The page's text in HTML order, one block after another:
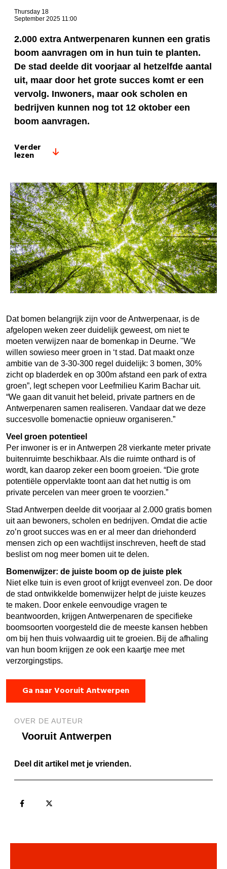
Thursday 18
September 2025 11:00
2.000 extra Antwerpenaren kunnen een gratis
boom aanvragen om in hun tuin te planten.
De stad deelde dit voorjaar al hetzelfde aantal
uit, maar door het grote succes komt er een
vervolg. Inwoners, maar ook scholen en
bedrijven kunnen nog tot 12 oktober een
boom aanvragen.
Verder
lezen
Dat bomen belangrijk zijn voor de Antwerpenaar, is de
afgelopen weken zeer duidelijk geweest, om niet te
moeten verwijzen naar de bomenkap in Deurne. "We
willen sowieso meer groen in ‘t stad. Dat maakt onze
ambitie van de 3-30-300 regel duidelijk: 3 bomen, 30%
zicht op bladerdek en op 300m afstand een park of extra
groen”, legt schepen voor Leefmilieu Karim Bachar uit.
“We gaan dit vanuit het beleid, private partners en de
Antwerpenaren samen realiseren. Vandaar dat we deze
succesvolle bomenactie opnieuw organiseren.”
Veel groen potentieel
Per inwoner is er in Antwerpen 28 vierkante meter private
buitenruimte beschikbaar. Als die ruimte onthard is of
wordt, kan daarop zeker een boom groeien. “Die grote
potentiële oppervlakte toont aan dat het nuttig is om
private percelen van meer groen te voorzien.”
Stad Antwerpen deelde dit voorjaar al 2.000 gratis bomen
uit aan bewoners, scholen en bedrijven. Omdat die actie
zo’n groot succes was en er al meer dan driehonderd
mensen zich op een wachtlijst inschreven, heeft de stad
beslist om nog meer bomen uit te delen.
Bomenwijzer: de juiste boom op de juiste plek
Niet elke tuin is even groot of krijgt evenveel zon. De door
de stad ontwikkelde bomenwijzer helpt de juiste keuzes
te maken. Door enkele eenvoudige vragen te
beantwoorden, krijgen Antwerpenaren de specifieke
boomsoorten voorgesteld die de meeste kansen hebben
om bij hen thuis volwaardig uit te groeien. Bij de afhaling
van hun boom krijgen ze ook een kaartje mee met
verzorgingstips.
Ga naar Vooruit Antwerpen
OVER DE AUTEUR
Vooruit Antwerpen
Deel dit artikel met je vrienden.